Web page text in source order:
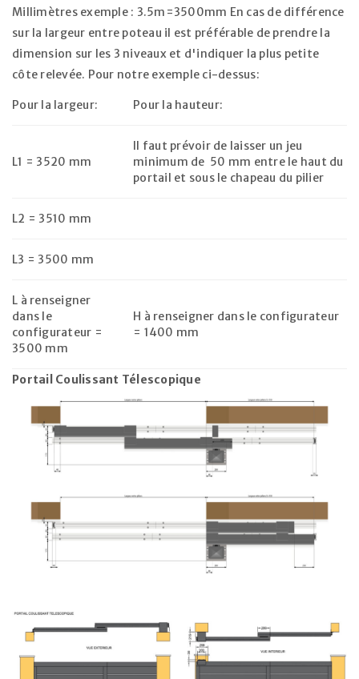
Millimètres exemple : 3.5m=3500mm En cas de différence
sur la largeur entre poteau il est préférable de prendre la
dimension sur les 3 niveaux et d'indiquer la plus petite
côte relevée. Pour notre exemple ci-dessus:
Pour la largeur: Pour la hauteur:
L1 = 3520 mm
Il faut prévoir de laisser un jeu
minimum de 50 mm entre le haut du
portail et sous le chapeau du pilier
L2 = 3510 mm
L3 = 3500 mm
L à renseigner
dans le
configurateur =
3500 mm
H à renseigner dans le configurateur
= 1400 mm
Portail Coulissant Télescopique